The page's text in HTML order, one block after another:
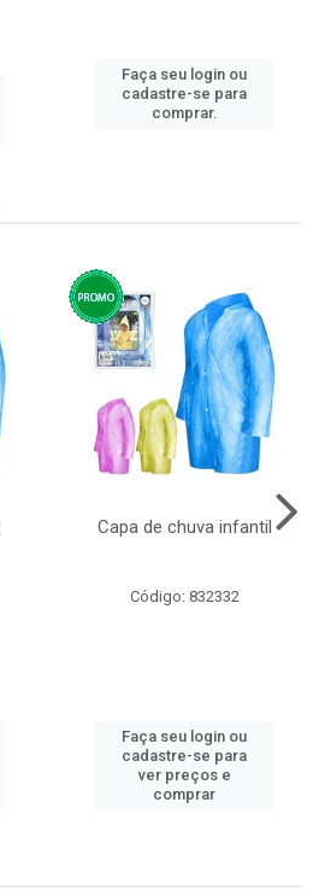
Faça seu login ou
cadastre-se para
comprar.
Capa de chuva infantil
Código: 832332
Faça seu login ou
cadastre-se para
ver preços e
comprar